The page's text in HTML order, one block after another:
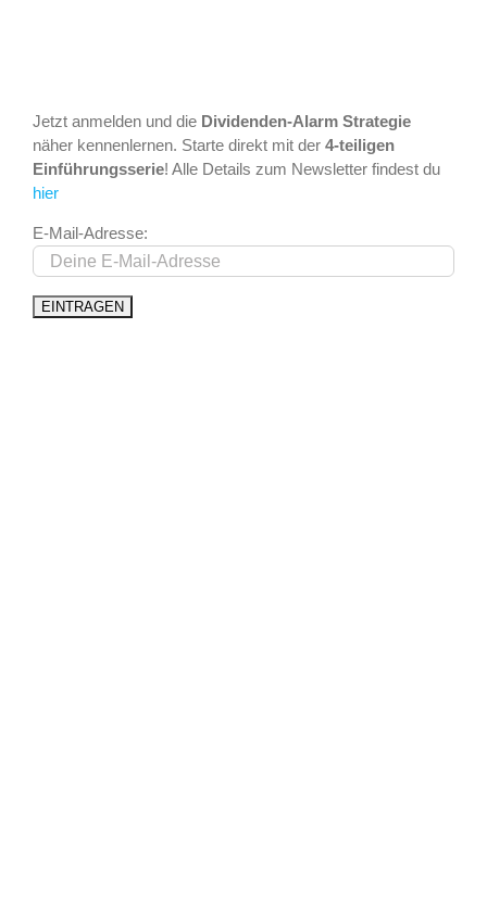
Jetzt anmelden und die Dividenden-Alarm Strategie
näher kennenlernen. Starte direkt mit der 4-teiligen
Einführungsserie! Alle Details zum Newsletter findest du
hier
E-Mail-Adresse: